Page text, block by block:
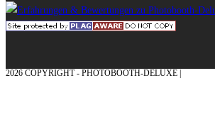
2026 COPYRIGHT - PHOTOBOOTH-DELUXE |